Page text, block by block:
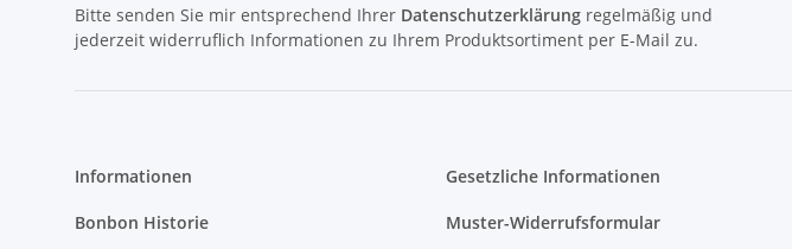
Bitte senden Sie mir entsprechend Ihrer Datenschutzerklärung regelmäßig und
jederzeit widerruflich Informationen zu Ihrem Produktsortiment per E-Mail zu.
Informationen
Bonbon Historie
Gesetzliche Informationen
Muster-Widerrufsformular